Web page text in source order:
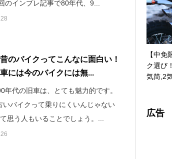
のインプレ記事で80年代、9...
昔のバイクってこんなに面白い！
には今のバイクには無...
年代の旧車は、とても魅力的です。
いバイクって乗りにくいんじゃない
思う人もいることでしょう。...
【中免
ク選び
気筒,2
広告